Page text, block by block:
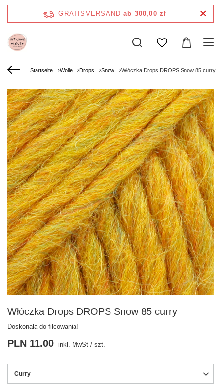
GRATISVERSAND ab 300,00 zł
Startseite Wolle Drops Snow Włóczka Drops DROPS Snow 85 curry
Włóczka Drops DROPS Snow 85 curry
Doskonała do filcowania!
Curry
PLN 11.00 inkl. MwSt / szt.